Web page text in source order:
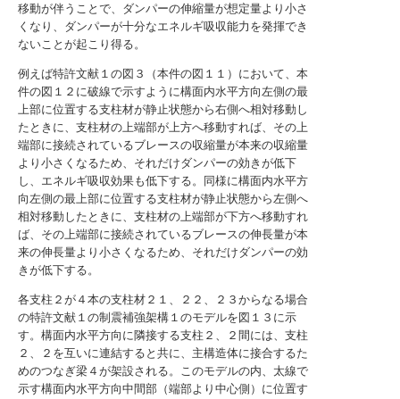
移動が伴うことで、ダンパーの伸縮量が想定量より小さ
くなり、ダンパーが十分なエネルギ吸収能力を発揮でき
ないことが起こり得る。
例えば特許文献１の図３（本件の図１１）において、本
件の図１２に破線で示すように構面内水平方向左側の最
上部に位置する支柱材が静止状態から右側へ相対移動し
たときに、支柱材の上端部が上方へ移動すれば、その上
端部に接続されているブレースの収縮量が本来の収縮量
より小さくなるため、それだけダンパーの効きが低下
し、エネルギ吸収効果も低下する。同様に構面内水平方
向左側の最上部に位置する支柱材が静止状態から左側へ
相対移動したときに、支柱材の上端部が下方へ移動すれ
ば、その上端部に接続されているブレースの伸長量が本
来の伸長量より小さくなるため、それだけダンパーの効
きが低下する。
各支柱２が４本の支柱材２１、２２、２３からなる場合
の特許文献１の制震補強架構１のモデルを図１３に示
す。構面内水平方向に隣接する支柱２、２間には、支柱
２、２を互いに連結すると共に、主構造体に接合するた
めのつなぎ梁４が架設される。このモデルの内、太線で
示す構面内水平方向中間部（端部より中心側）に位置す